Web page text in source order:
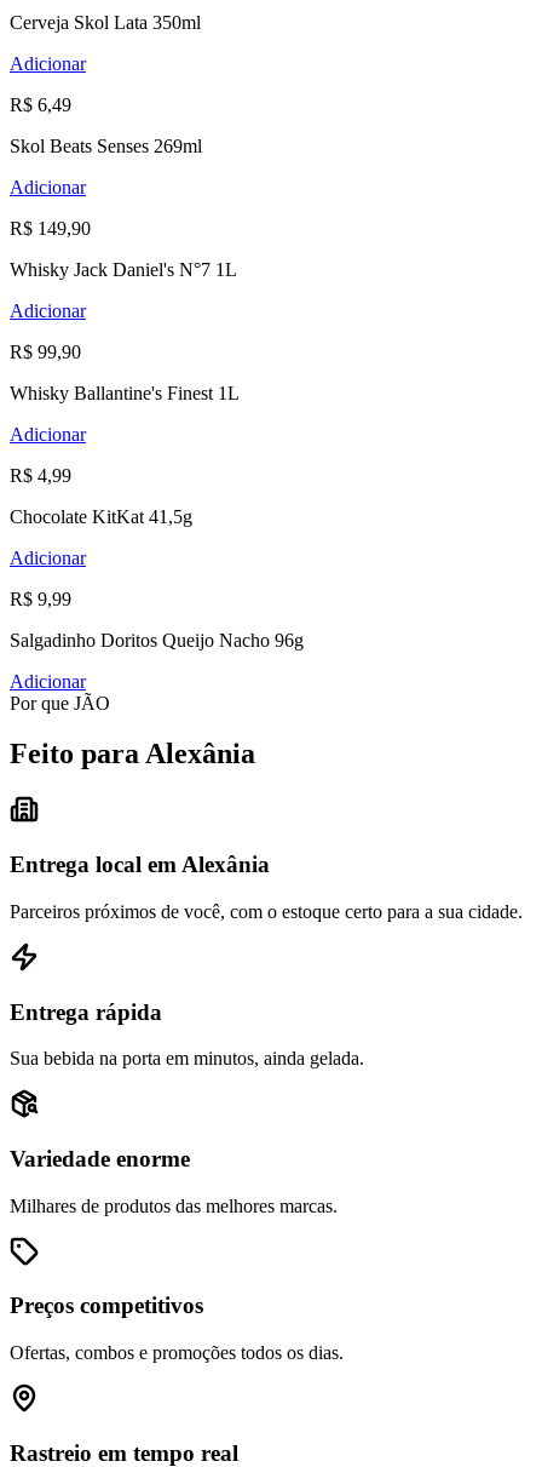
Cerveja Skol Lata 350ml
Adicionar
R$ 6,49
Skol Beats Senses 269ml
Adicionar
R$ 149,90
Whisky Jack Daniel's N°7 1L
Adicionar
R$ 99,90
Whisky Ballantine's Finest 1L
Adicionar
R$ 4,99
Chocolate KitKat 41,5g
Adicionar
R$ 9,99
Salgadinho Doritos Queijo Nacho 96g
Adicionar
Por que JÃO
Feito para Alexânia
Entrega local em Alexânia
Parceiros próximos de você, com o estoque certo para a sua cidade.
Entrega rápida
Sua bebida na porta em minutos, ainda gelada.
Variedade enorme
Milhares de produtos das melhores marcas.
Preços competitivos
Ofertas, combos e promoções todos os dias.
Rastreio em tempo real